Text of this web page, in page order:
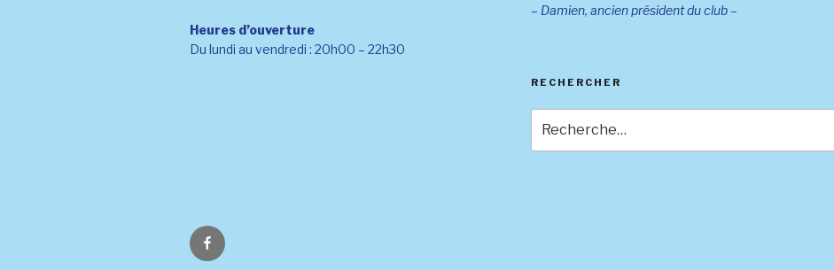
Heures d’ouverture
Du lundi au vendredi : 20h00 – 22h30
– Damien, ancien président du club –
RECHERCHER
pour
:
Facebook